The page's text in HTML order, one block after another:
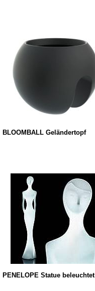
BLOOMBALL Geländertopf
PENELOPE Statue beleuchtet